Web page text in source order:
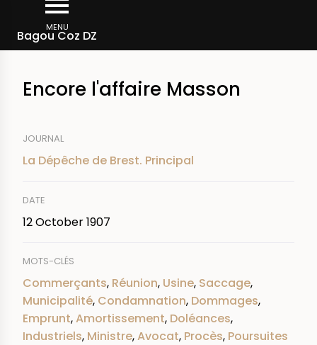
main
MENU
Bagou Coz DZ
Breadcrumb
Encore l'affaire Masson
JOURNAL
La Dépêche de Brest. Principal
DATE
12 October 1907
MOTS-CLÉS
Commerçants, Réunion, Usine, Saccage,
Municipalité, Condamnation, Dommages,
Emprunt,Amortissement, Doléances,
Industriels, Ministre,Avocat, Procès, Poursuites